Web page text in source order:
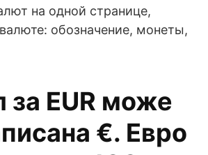
на одной странице,
обозначение, монеты,
EUR може
€. Евро